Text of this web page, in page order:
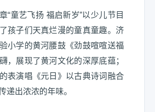
“童艺飞扬 福启新岁”以少儿节目
孩子们天真烂漫的童真童趣。济
小学的黄河腰鼓《劲鼓喧喧送福
，展现了黄河文化的深厚底蕴；
表演唱《元日》以古典诗词融合
递出浓浓的年味。